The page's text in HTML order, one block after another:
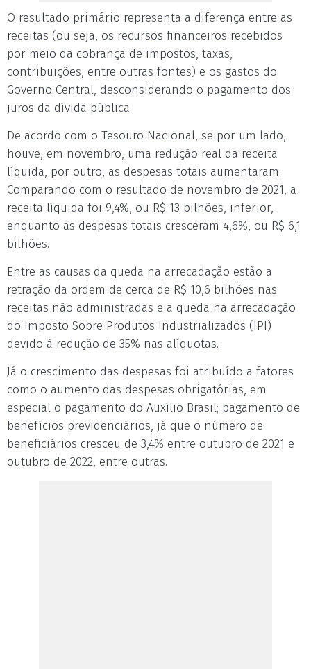
O resultado primário representa a diferença entre as
receitas (ou seja, os recursos financeiros recebidos
por meio da cobrança de impostos, taxas,
contribuições, entre outras fontes) e os gastos do
Governo Central, desconsiderando o pagamento dos
juros da dívida pública.
De acordo com o Tesouro Nacional, se por um lado,
houve, em novembro, uma redução real da receita
líquida, por outro, as despesas totais aumentaram.
Comparando com o resultado de novembro de 2021, a
receita líquida foi 9,4%, ou R$ 13 bilhões, inferior,
enquanto as despesas totais cresceram 4,6%, ou R$ 6,1
bilhões.
Entre as causas da queda na arrecadação estão a
retração da ordem de cerca de R$ 10,6 bilhões nas
receitas não administradas e a queda na arrecadação
do Imposto Sobre Produtos Industrializados (IPI)
devido à redução de 35% nas alíquotas.
Já o crescimento das despesas foi atribuído a fatores
como o aumento das despesas obrigatórias, em
especial o pagamento do Auxílio Brasil; pagamento de
benefícios previdenciários, já que o número de
beneficiários cresceu de 3,4% entre outubro de 2021 e
outubro de 2022, entre outras.